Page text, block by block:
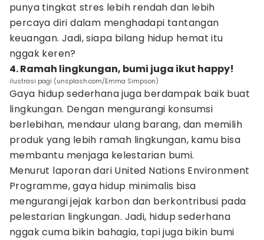
punya tingkat stres lebih rendah dan lebih
percaya diri dalam menghadapi tantangan
keuangan. Jadi, siapa bilang hidup hemat itu
nggak keren?
4. Ramah lingkungan, bumi juga ikut happy!
ilustrasi pagi (unsplash.com/Emma Simpson)
Gaya hidup sederhana juga berdampak baik buat
lingkungan. Dengan mengurangi konsumsi
berlebihan, mendaur ulang barang, dan memilih
produk yang lebih ramah lingkungan, kamu bisa
membantu menjaga kelestarian bumi.
Menurut laporan dari United Nations Environment
Programme, gaya hidup minimalis bisa
mengurangi jejak karbon dan berkontribusi pada
pelestarian lingkungan. Jadi, hidup sederhana
nggak cuma bikin bahagia, tapi juga bikin bumi